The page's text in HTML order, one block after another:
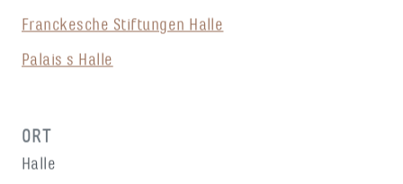
Franckesche Stiftungen Halle
Palais s Halle
ORT
Halle